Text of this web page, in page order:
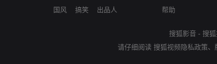
国风
搞笑
出品人
帮助
搜狐影音 - 搜
请仔细阅读 搜狐视频隐私政策、